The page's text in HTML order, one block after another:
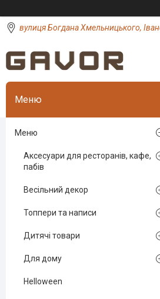
вулиця Богдана Хмельницького,
Меню
Аксесуари для ресторанів, кафе,
пабів
Весільний декор
Топпери та написи
Дитячі товари
Для дому
Helloween